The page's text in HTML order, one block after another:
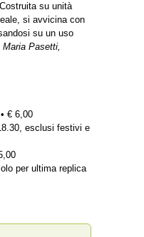
su unità
si avvicina con
su un uso
Maria Pasetti,
€ 6,00
esclusi festivi e
per ultima replica